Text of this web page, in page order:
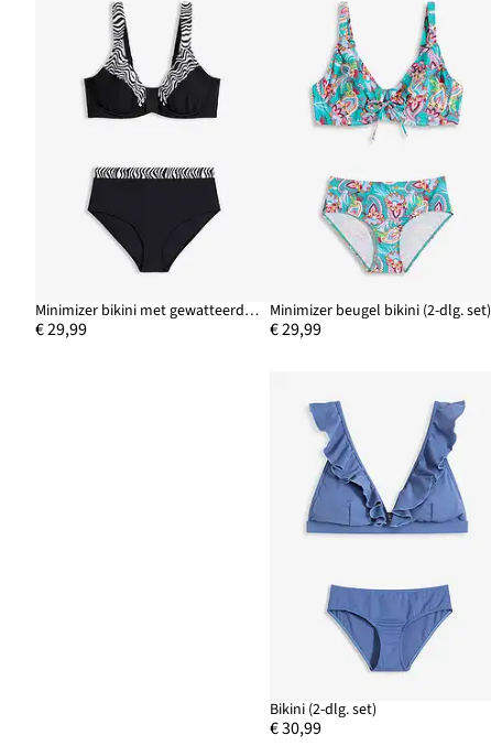
Minimizer bikini met gewatteerde bandjes (2-dlg. set)
€ 29,99
Minimizer beugel bikini (2-dlg. set)
€ 29,99
Bikini (2-dlg. set)
€ 30,99